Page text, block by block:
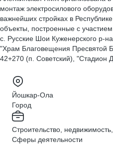
монтаж электросилового
важнейших стройках в
объекты, построенные с
с. Русские Шои Куженерского р-
"Храм Благовещения Пресвятой
42+270 (п. Советский), "Стадион
Йошкар-Ола
Город
Строительство,
Сферы деятельности